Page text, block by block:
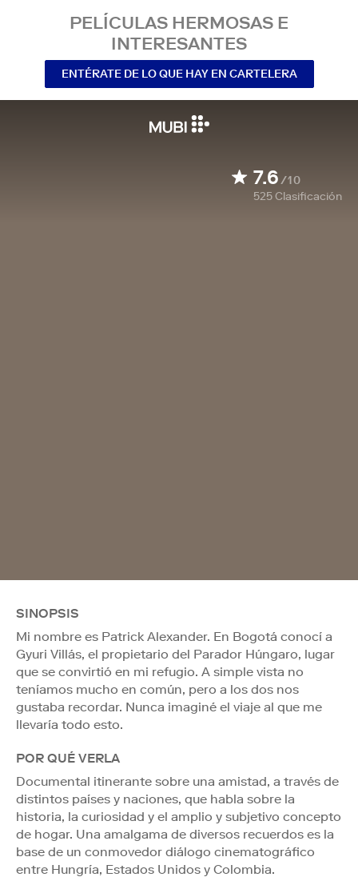
PELÍCULAS HERMOSAS E
INTERESANTES
ENTÉRATE DE LO QUE HAY EN CARTELERA
7.6/10
525Clasificación
SINOPSIS
Mi nombre es Patrick Alexander. En Bogotá conocí a
Gyuri Villás, el propietario del Parador Húngaro, lugar
que se convirtió en mi refugio. A simple vista no
teníamos mucho en común, pero a los dos nos
gustaba recordar. Nunca imaginé el viaje al que me
llevaría todo esto.
POR QUÉ VERLA
Documental itinerante sobre una amistad, a través de
distintos países y naciones, que habla sobre la
historia, la curiosidad y el amplio y subjetivo concepto
de hogar. Una amalgama de diversos recuerdos es la
base de un conmovedor diálogo cinematográfico
entre Hungría, Estados Unidos y Colombia.